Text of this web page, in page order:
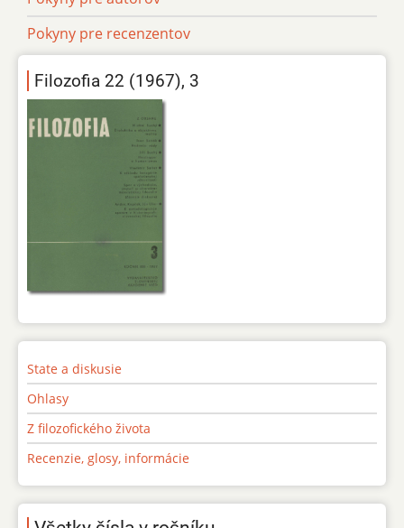
Pokyny pre recenzentov
Filozofia 22 (1967), 3
State a diskusie
Ohlasy
Z filozofického života
Recenzie, glosy, informácie